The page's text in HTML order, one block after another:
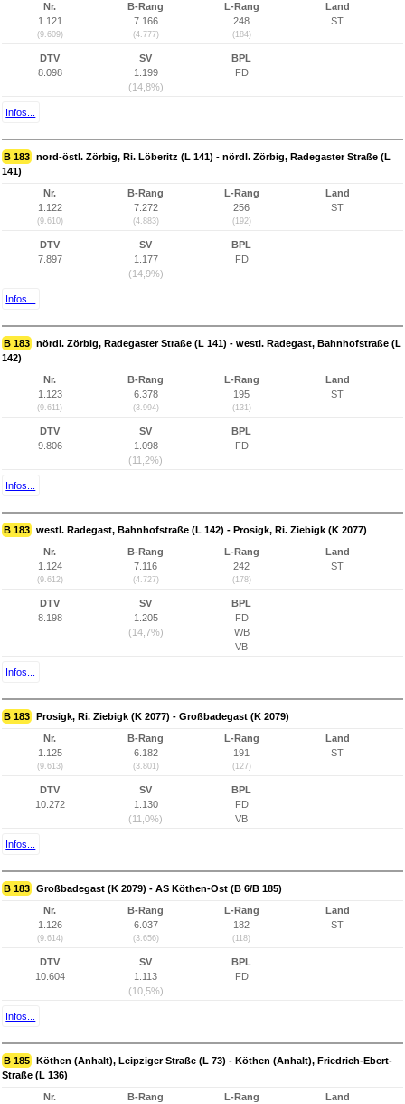
Nr.
1.121
(9.609)
B-Rang
7.166
(4.777)
L-Rang
248
(184)
Land
ST
DTV
8.098
SV
1.199
(14,8%)
BPL
FD
Infos...
B 183 nord-östl. Zörbig, Ri. Löberitz (L 141) - nördl. Zörbig, Radegaster Straße (L
141)
Nr.
1.122
(9.610)
B-Rang
7.272
(4.883)
L-Rang
256
(192)
Land
ST
DTV
7.897
SV
1.177
(14,9%)
BPL
FD
Infos...
B 183 nördl. Zörbig, Radegaster Straße (L 141) - westl. Radegast, Bahnhofstraße (L
142)
Nr.
1.123
(9.611)
B-Rang
6.378
(3.994)
L-Rang
195
(131)
Land
ST
DTV
9.806
SV
1.098
(11,2%)
BPL
FD
Infos...
B 183 westl. Radegast, Bahnhofstraße (L 142) - Prosigk, Ri. Ziebigk (K 2077)
Nr.
1.124
(9.612)
B-Rang
7.116
(4.727)
L-Rang
242
(178)
Land
ST
DTV
8.198
SV
1.205
(14,7%)
BPL
FD
WB
VB
Infos...
B 183 Prosigk, Ri. Ziebigk (K 2077) - Großbadegast (K 2079)
Nr.
1.125
(9.613)
B-Rang
6.182
(3.801)
L-Rang
191
(127)
Land
ST
DTV
10.272
SV
1.130
(11,0%)
BPL
FD
VB
Infos...
B 183 Großbadegast (K 2079) - AS Köthen-Ost (B 6/B 185)
Nr.
1.126
(9.614)
B-Rang
6.037
(3.656)
L-Rang
182
(118)
Land
ST
DTV
10.604
SV
1.113
(10,5%)
BPL
FD
Infos...
B 185 Köthen (Anhalt), Leipziger Straße (L 73) - Köthen (Anhalt), Friedrich-Ebert-
Straße (L 136)
Nr.
B-Rang
L-Rang
Land